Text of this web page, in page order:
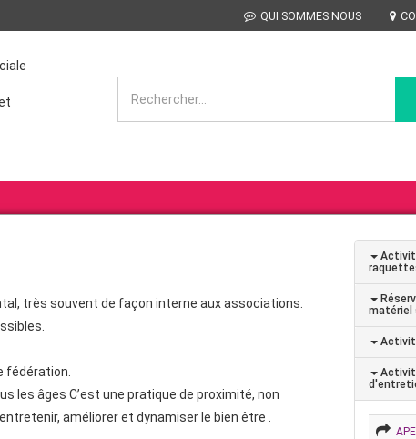
QUI SOMMES NOUS
très souvent de façon interne aux associations.
fédération.
les âges C’est une pratique de proximité, non
améliorer et dynamiser le bien être .
APE